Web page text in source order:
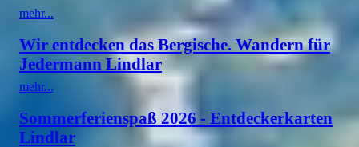
mehr...
Wir entdecken das Bergische. Wandern für
Jedermann Lindlar
mehr...
Sommerferienspaß 2026 - Entdeckerkarten
Lindlar